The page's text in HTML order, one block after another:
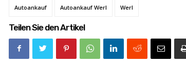
Autoankauf Autoankauf Werl Werl
Teilen Sie den Artikel